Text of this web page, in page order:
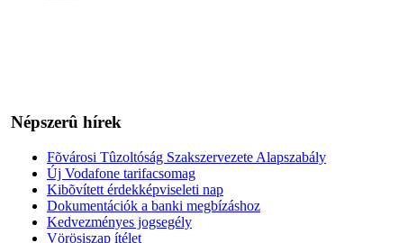
Népszerû hírek
Fõvárosi Tûzoltóság Szakszervezete Alapszabály
Új Vodafone tarifacsomag
Kibõvített érdekképviseleti nap
Dokumentációk a banki megbízáshoz
Kedvezményes jogsegély
Vörösiszap ítélet